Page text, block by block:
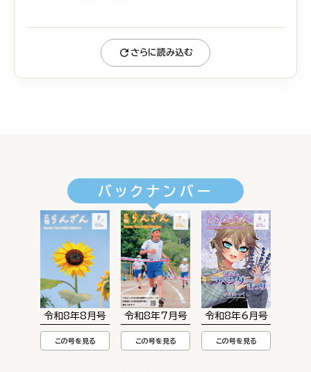
さらに読み込む
バックナンバー
令和8年8月号
この号を見る
令和8年7月号
この号を見る
令和8年6月号
この号を見る